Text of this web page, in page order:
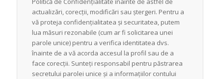
actualizări, corecții, modificări sau ștergeri. Pentru a
vă proteja confidențialitatea și securitatea, putem
lua măsuri rezonabile (cum ar fi solicitarea unei
parole unice) pentru a verifica identitatea dvs.
înainte de a vă acorda accesul la profil sau de a
face corecții. Sunteți responsabil pentru păstrarea
secretului parolei unice și a informațiilor contului